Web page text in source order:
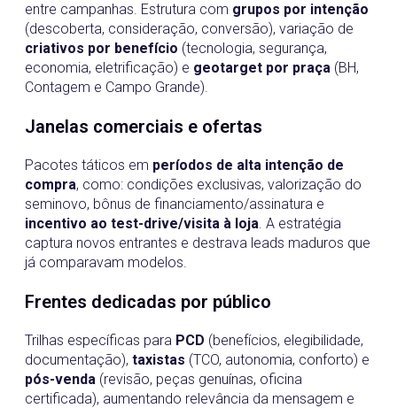
entre campanhas. Estrutura com grupos por intenção
(descoberta, consideração, conversão), variação de
criativos por benefício (tecnologia, segurança,
economia, eletrificação) e geotarget por praça (BH,
Contagem e Campo Grande).
Janelas comerciais e ofertas
Pacotes táticos em períodos de alta intenção de
compra, como: condições exclusivas, valorização do
seminovo, bônus de financiamento/assinatura e
incentivo ao test-drive/visita à loja. A estratégia
captura novos entrantes e destrava leads maduros que
já comparavam modelos.
Frentes dedicadas por público
Trilhas específicas para PCD (benefícios, elegibilidade,
documentação), taxistas (TCO, autonomia, conforto) e
pós-venda (revisão, peças genuínas, oficina
certificada), aumentando relevância da mensagem e